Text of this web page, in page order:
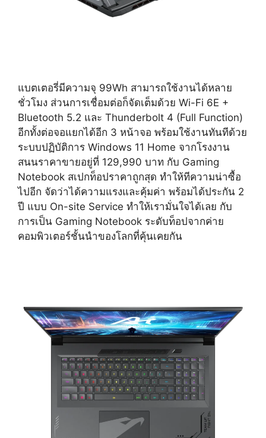
แบตเตอรี่มีความจุ 99Wh สามารถใช้งานได้หลาย
ชั่วโมง ส่วนการเชื่อมต่อก็จัดเต็มด้วย Wi-Fi 6E +
Bluetooth 5.2 และ Thunderbolt 4 (Full Function)
อีกทั้งต่อจอแยกได้อีก 3 หน้าจอ พร้อมใช้งานทันทีด้วย
ระบบปฏิบัติการ Windows 11 Home จากโรงงาน
สนนราคาขายอยู่ที่ 129,990 บาท กับ Gaming
Notebook สเปกท็อปราคาถูกสุด ทำให้ทีความน่าซื้อ
ไปอีก จัดว่าได้ความแรงและคุ้มค่า พร้อมได้ประกัน 2
ปี แบบ On-site Service ทำให้เรามั่นใจได้เลย กับ
การเป็น Gaming Notebook ระดับท็อปจากค่าย
คอมพิวเตอร์ชั้นนำของโลกที่คุ้นเคยกัน